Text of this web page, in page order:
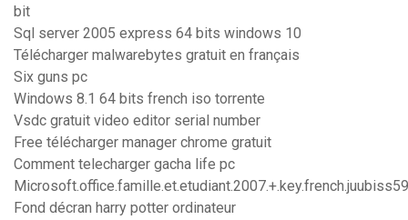
bit
Sql server 2005 express 64 bits windows 10
Télécharger malwarebytes gratuit en français
Six guns pc
Windows 8.1 64 bits french iso torrente
Vsdc gratuit video editor serial number
Free télécharger manager chrome gratuit
Comment telecharger gacha life pc
Microsoft.office.famille.et.etudiant.2007.+.key.french.juubiss59
Fond décran harry potter ordinateur